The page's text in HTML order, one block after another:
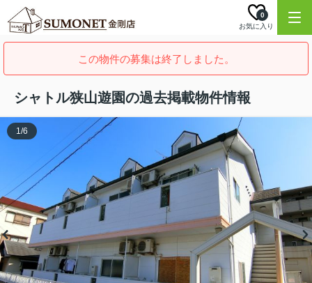
お気に入り
0
この物件の募集は終了しました。
シャトル狭山遊園の過去掲載物件情報
1/6